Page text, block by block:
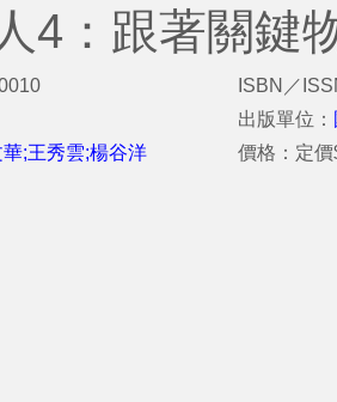
4：跟著關鍵
;王秀雲;楊谷洋
ISBN／
出版單位：
價格：定